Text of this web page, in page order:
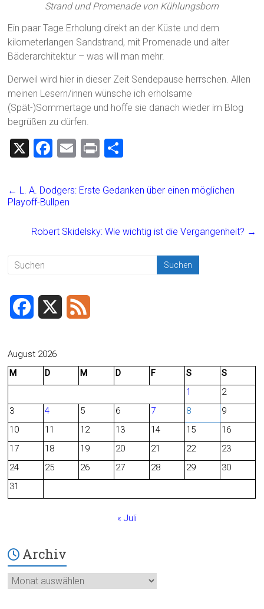
Strand und Promenade von Kühlungsborn
Ein paar Tage Erholung direkt an der Küste und dem
kilometerlangen Sandstrand, mit Promenade und alter
Bäderarchitektur – was will man mehr.
Derweil wird hier in dieser Zeit Sendepause herrschen. Allen
meinen Lesern/innen wünsche ich erholsame
(Spät-)Sommertage und hoffe sie danach wieder im Blog
begrüßen zu dürfen.
X
F
ce
b
o
E
ai
Pr
t
e
← L. A. Dodgers: Erste Gedanken über einen möglichen
Playoff-Bullpen
Robert Skidelsky: Wie wichtig ist die Vergangenheit? →
c
b
o
August 2026
M
D M D F S
S
1
2
3
4 5 6 7 8
9
10
11 12 13 14 15
16
17
18 19 20 21 22
23
24
25 26 27 28 29
30
31
« Juli
Archiv
Archiv